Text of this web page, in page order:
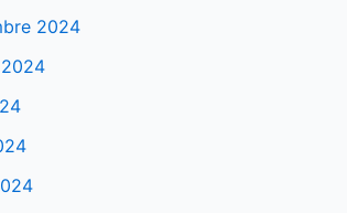
2024